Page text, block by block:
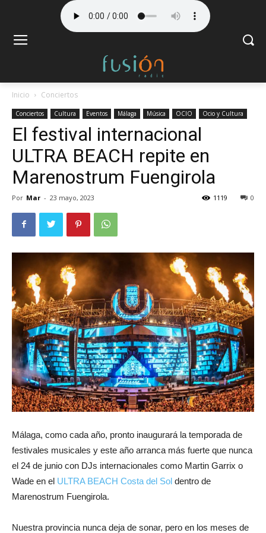
Inicio Conciertos
Conciertos Cultura Eventos Málaga Música OCIO Ocio y Cultura
El festival internacional
ULTRA BEACH repite en
Marenostrum Fuengirola
Por Mar - 23 mayo, 2023 0
1119
Málaga, como cada año, pronto inaugurará la temporada de
festivales musicales y este año arranca más fuerte que nunca
el 24 de junio con DJs internacionales como Martin Garrix o
Wade en el ULTRA BEACH Costa del Sol dentro de
Marenostrum Fuengirola.
Nuestra provincia nunca deja de sonar, pero en los meses de